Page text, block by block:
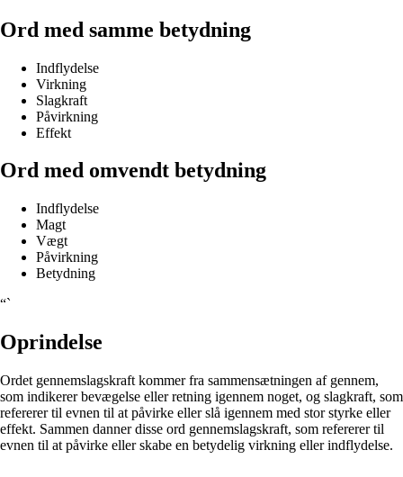
Ord med samme betydning
Indflydelse
Virkning
Slagkraft
Påvirkning
Effekt
Ord med omvendt betydning
Indflydelse
Magt
Vægt
Påvirkning
Betydning
“`
Oprindelse
Ordet gennemslagskraft kommer fra sammensætningen af gennem,
som indikerer bevægelse eller retning igennem noget, og slagkraft, som
refererer til evnen til at påvirke eller slå igennem med stor styrke eller
effekt. Sammen danner disse ord gennemslagskraft, som refererer til
evnen til at påvirke eller skabe en betydelig virkning eller indflydelse.